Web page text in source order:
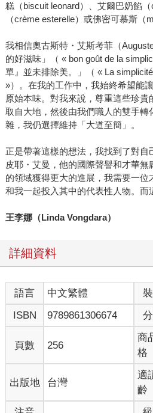
糕（biscuit leonard）、艾爾巴奶餡
（crème esterelle）或佛密可慕斯（
我相信奧古斯特・艾斯考菲（
的好滋味」（ « bon goût de la
單』並未排除美。」（ « La
»）。在我的工作中，我始終希望能
原始本味。對我來說，尊重這些珍
取自大地，然後由我們職人的雙手轉
雜，我仍選擇維持「大道至簡」。
正是帶著這樣的想法，我找到了對自
皮耶・艾曼，他的國際聲譽和才華
的領域獲得更大的進展，我需要一
和我一起投入其中的代表性人物。而
王李娜（Linda Vongdara）
詳細資料
語言 中文繁體
ISBN
9789861306674
頁數 256
商
格
出版地 台灣
適
齡